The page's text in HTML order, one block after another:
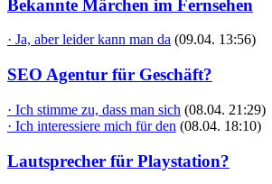
Bekannte Märchen im Fernsehen
· Ja, aber leider kann man da (09.04. 13:56)
SEO Agentur für Geschäft?
· Ich stimme zu, dass man sich (08.04. 21:29)
· Ich interessiere mich für den (08.04. 18:10)
Lautsprecher für Playstation?